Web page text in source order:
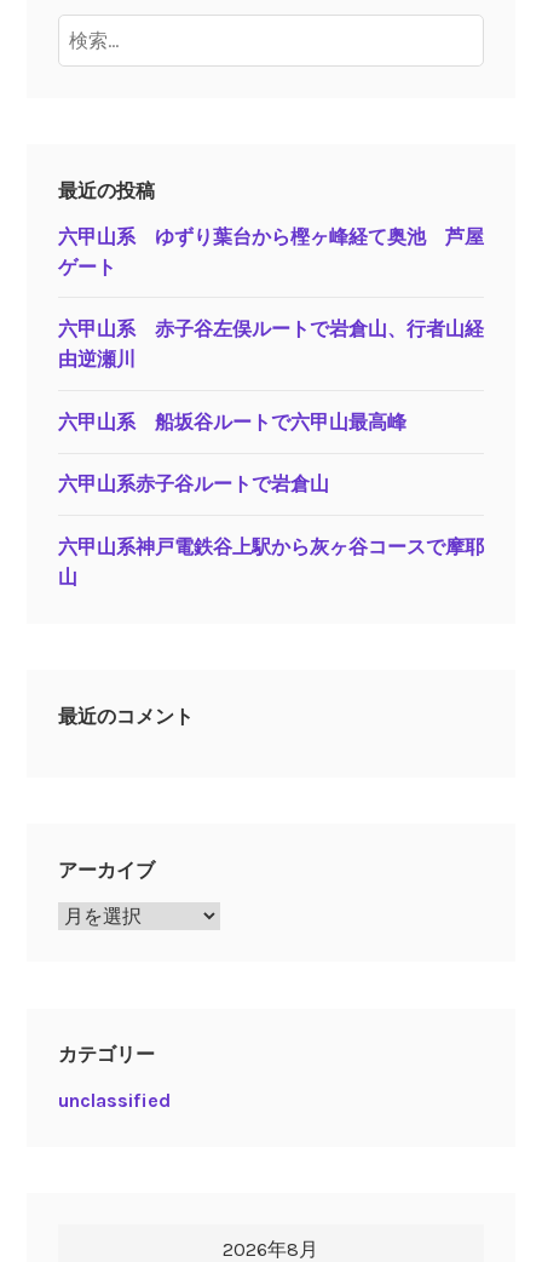
検
索:
最近の投稿
六甲山系 ゆずり葉台から樫ヶ峰経て奥池 芦屋
ゲート
六甲山系 赤子谷左俣ルートで岩倉山、行者山経
由逆瀬川
六甲山系 船坂谷ルートで六甲山最高峰
六甲山系赤子谷ルートで岩倉山
六甲山系神戸電鉄谷上駅から灰ヶ谷コースで摩耶
山
最近のコメント
アーカイブ
ア
カテゴリー
unclassified
2026年8月